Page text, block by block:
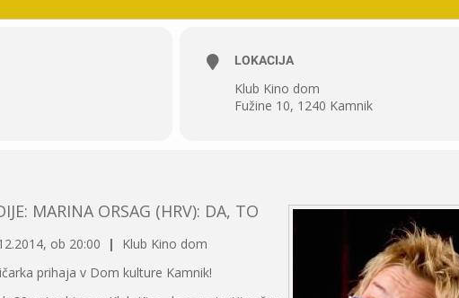
LOKACIJA
Klub Kino dom
Fužine 10, 1240 Kamnik
MARINA ORSAG (HRV): DA, TO
ob 20:00 |
Klub Kino dom
prihaja v Dom kulture Kamnik!